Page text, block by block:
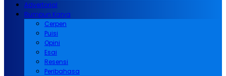
Advertorial
Rumpun Karya
Cerpen
Puisi
Opini
Esai
Resensi
Peribahasa